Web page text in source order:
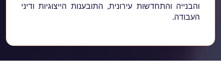
והבנייה והתחדשות עירונית, התובענות הייצוגיות ודיני
העבודה.